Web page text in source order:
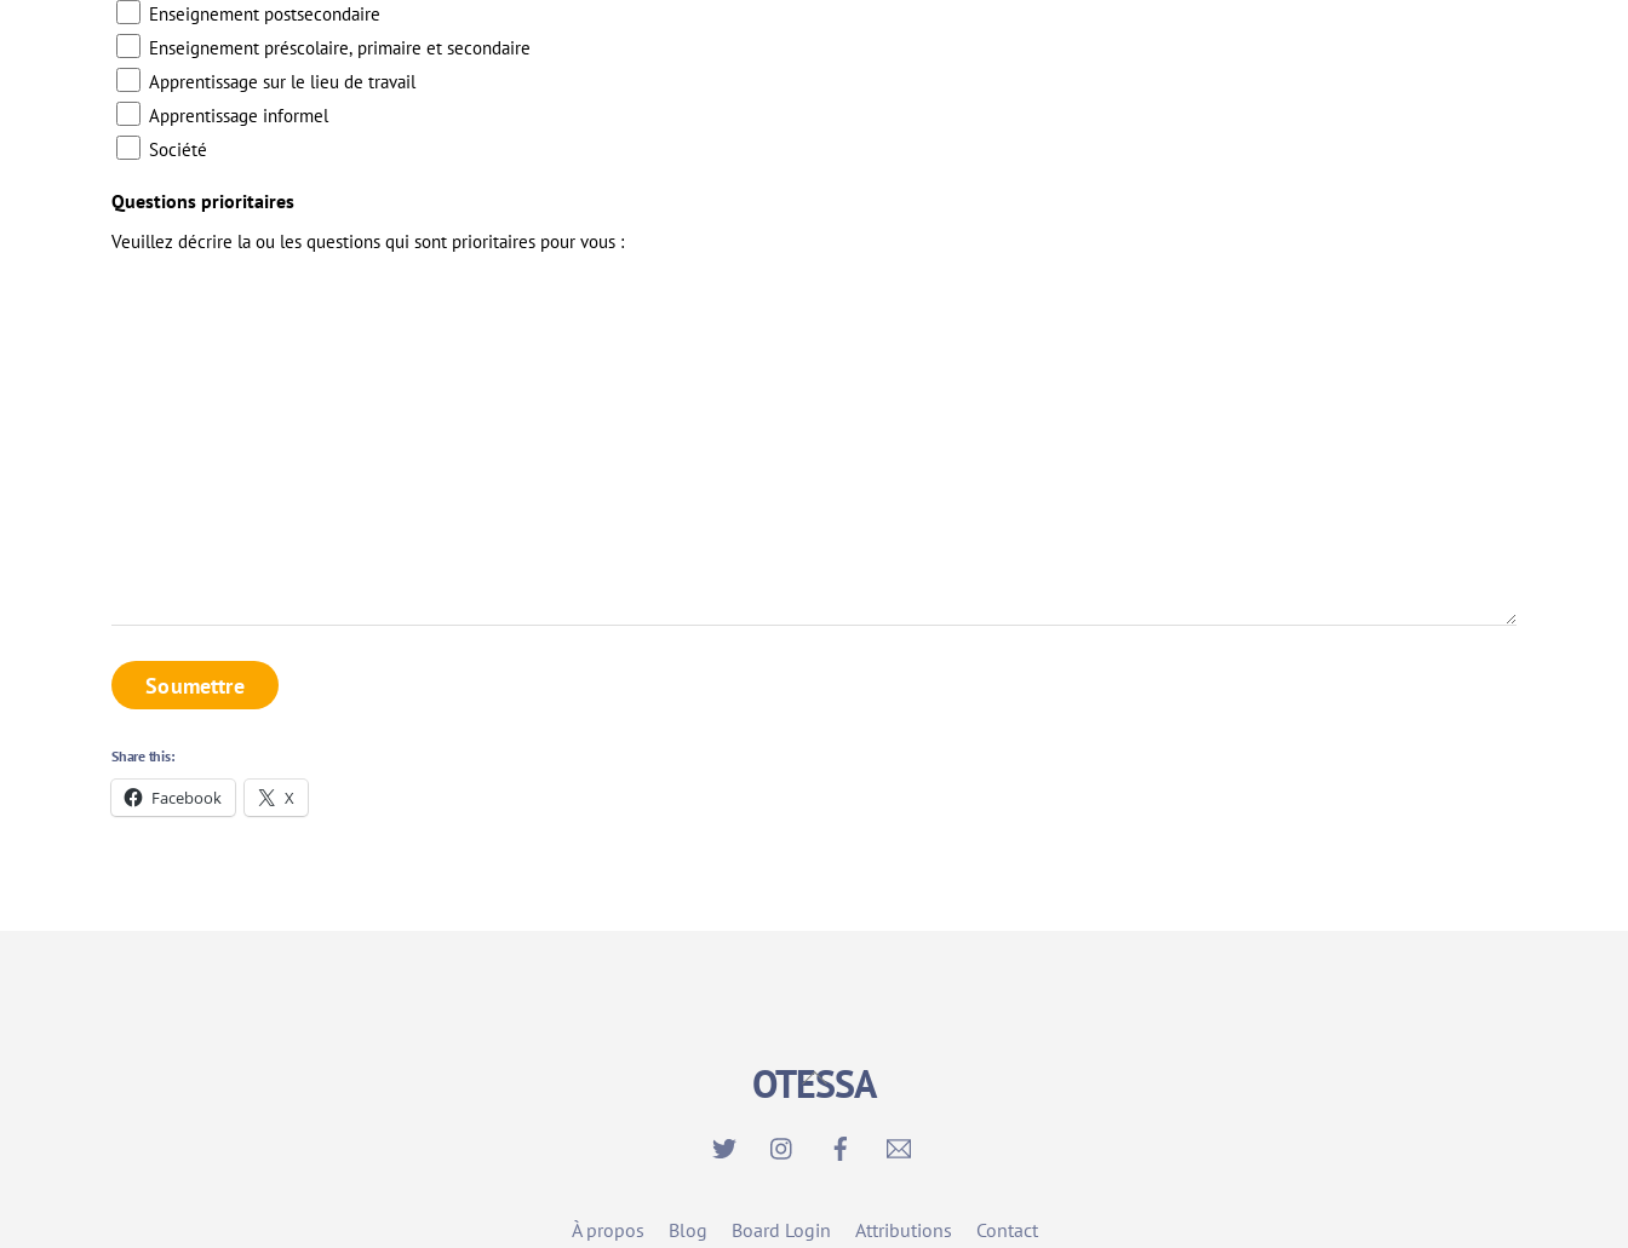
Enseignement postsecondaire
Enseignement préscolaire, primaire et secondaire
Apprentissage sur le lieu de travail
Apprentissage informel
Société
Questions prioritaires
Veuillez décrire la ou les questions qui sont prioritaires pour vous :
Share this:
Facebook X
Back
To
OTESSA
À propos Blog Board Login Attributions Contact